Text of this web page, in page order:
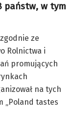
państw, w tym
ze
Rolnictwa i
promujących
na tych
„Poland tastes